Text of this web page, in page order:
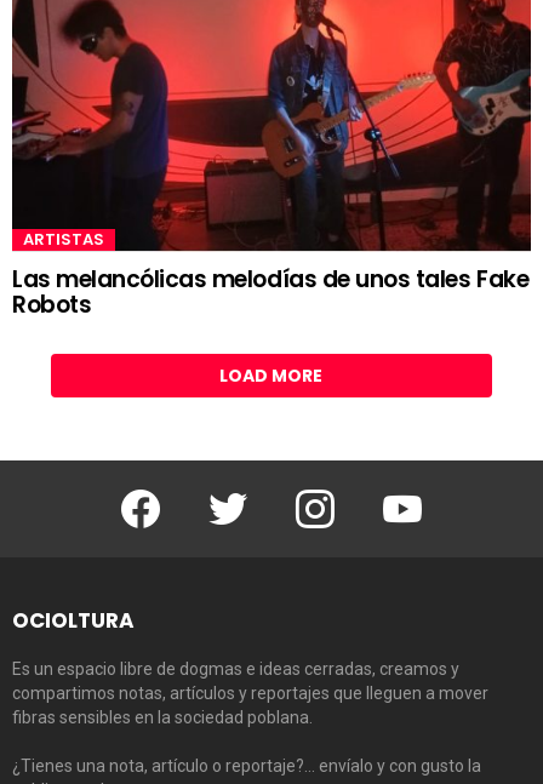
ARTISTAS
Las melancólicas melodías de unos tales Fake
Robots
LOAD MORE
Facebook Twitter Instagram Youtube
OCIOLTURA
Es un espacio libre de dogmas e ideas cerradas, creamos y
compartimos notas, artículos y reportajes que lleguen a mover
fibras sensibles en la sociedad poblana.
¿Tienes una nota, artículo o reportaje?… envíalo y con gusto la